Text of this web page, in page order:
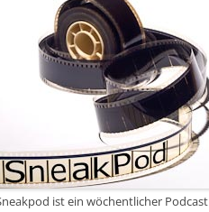
ist ein wöchentlicher Podcast